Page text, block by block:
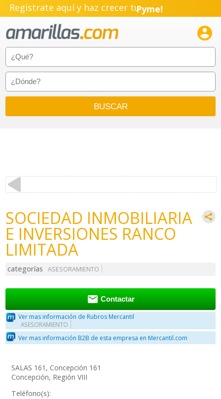
Regístrate aquí y haz crecer tuPyme!
Emprendimiento!

SOCIEDAD INMOBILIARIA
E INVERSIONES RANCO
LIMITADA
categorías ASESORAMIENTO
 Contactar
Ver mas información de Rubros Mercantil
ASESORAMIENTO
Ver mas información B2B de esta empresa en Mercantil.com
SALAS 161, Concepción 161
Concepción, Región VIII
Teléfono(s):